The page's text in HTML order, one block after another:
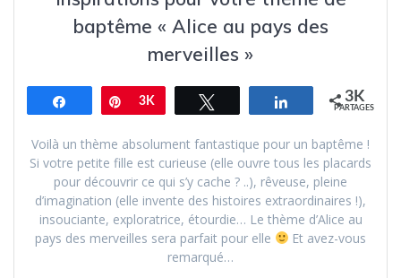
baptême « Alice au pays des
merveilles »
Partagez Épingle
3K Partagez3K
PARTAGES
Voilà un thème absolument fantastique pour un baptême !
Si votre petite fille est curieuse (elle ouvre tous les placards
pour découvrir ce qui s’y cache ? ..), rêveuse, pleine
d’imagination (elle invente des histoires extraordinaires !),
insouciante, exploratrice, étourdie… Le thème d’Alice au
pays des merveilles sera parfait pour elle
Et avez-vous
remarqué…